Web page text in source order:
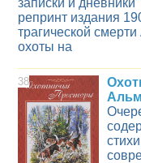
репринт издания
трагической
охоты на
38